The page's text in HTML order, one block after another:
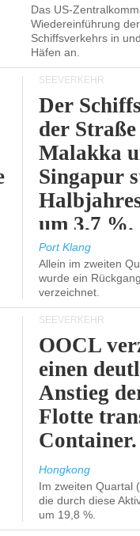
Das US-
Wiedereinführung
Schiffsverkehrs in
Häfen an.
SEEVERKEHR
Der
der
Malakka
Singapur
um 3,7 %.
Port Klang
Allein im zweiten
wurde ein
verzeichnet.
SEEVERKEHR
OOCL
einen
Anstieg
Flotte
Container.
Hongkong
Im zweiten Quartal
die durch diese
um 19,8 %.